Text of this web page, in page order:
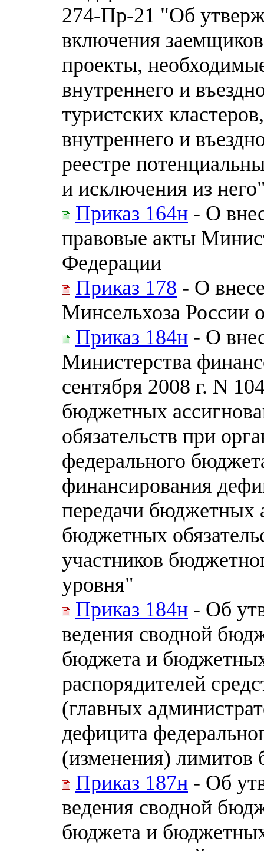
274-Пр-21 "Об
включения
проекты,
внутреннего и
туристских
внутреннего и
реестре
и исключения из
Приказ 164н - О
правовые акты
Федерации
Приказ 178 - О
Минсельхоза России
Приказ 184н - О
Министерства
сентября 2008 г. N
бюджетных
обязательств при
федерального
финансирования
передачи бюджетных
бюджетных
участников
уровня"
Приказ 184н - Об
ведения сводной
бюджета и
распорядителей
(главных
дефицита
(изменения) лимитов
Приказ 187н - Об
ведения сводной
бюджета и